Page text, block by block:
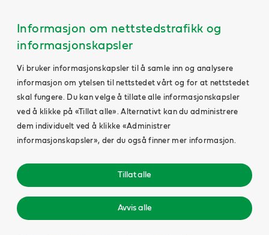
Informasjon om nettstedstrafikk og
informasjonskapsler
Vi bruker informasjonskapsler til å samle inn og analysere
informasjon om ytelsen til nettstedet vårt og for at nettstedet
skal fungere. Du kan velge å tillate alle informasjonskapsler
ved å klikke på «Tillat alle». Alternativt kan du administrere
dem individuelt ved å klikke «Administrer
informasjonskapsler», der du også finner mer informasjon.
Tillat alle
Avvis alle